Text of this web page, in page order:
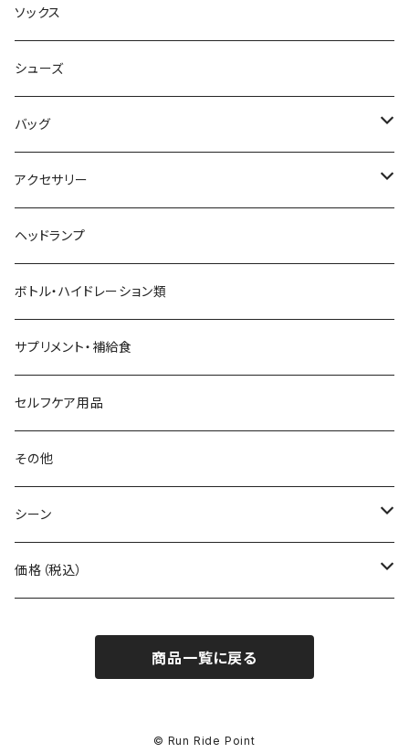
AILEY
AKIV
ALTRA
aroma vera
AZUMA BAG
BANANA GO
Beruf Baggage
Body Glide
BONE
BOOKMAN
carb
Ciele Athletics
ボトムス
キャップ・ハット
ヘッドバンド
ソックス
シューズ
バッグ
バックパック
ショルダーバッグ
トートバッグ
2WAYバッグ/3WAYバッグ
その他バッグ
アクセサリー
サングラス
てぬぐい
財布
アームカバー
ネックゲイター
ヘッドランプ
ボトル・ハイドレーション類
サプリメント・補給食
セルフケア用品
その他
シーン
自転車
価格（税込）
1,001～5,000円
商品一覧に戻る
© Run Ride Point